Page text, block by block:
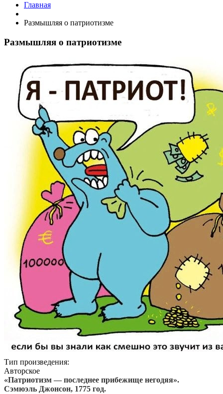
Главная
Размышляя о патриотизме
Размышляя о патриотизме
Тип произведения:
Авторское
«Патриотизм — последнее прибежище негодяя».
Сэмюэль Джонсон, 1775 год.